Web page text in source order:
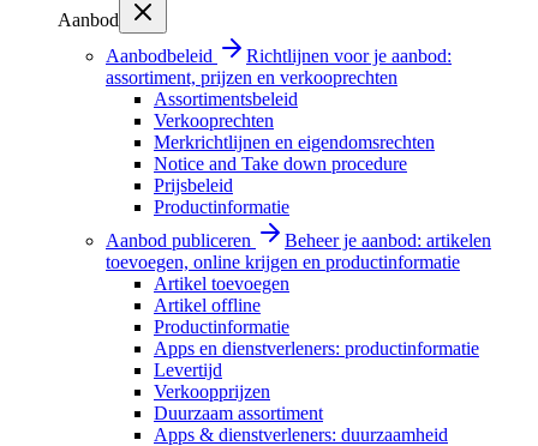
Aanbod
Aanbodbeleid
Richtlijnen voor je aanbod:
assortiment, prijzen en verkooprechten
Assortimentsbeleid
Verkooprechten
Merkrichtlijnen en eigendomsrechten
Notice and Take down procedure
Prijsbeleid
Productinformatie
Aanbod publiceren
Beheer je aanbod: artikelen
toevoegen, online krijgen en productinformatie
Artikel toevoegen
Artikel offline
Productinformatie
Apps en dienstverleners: productinformatie
Levertijd
Verkoopprijzen
Duurzaam assortiment
Apps & dienstverleners: duurzaamheid